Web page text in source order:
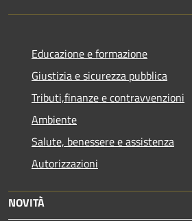
Educazione e formazione
Giustizia e sicurezza pubblica
Tributi,finanze e contravvenzioni
Ambiente
Salute, benessere e assistenza
Autorizzazioni
NOVITÀ